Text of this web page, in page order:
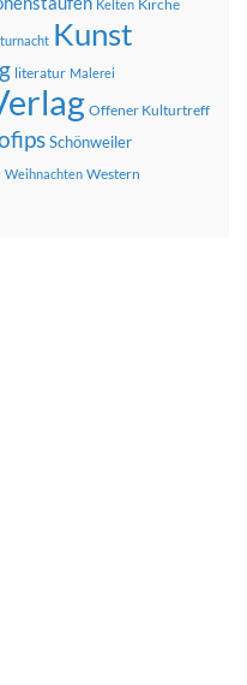
Kelten Kirche
Kunst
literatur Malerei
Offener Kulturtreff
Schönweiler
Weihnachten Western